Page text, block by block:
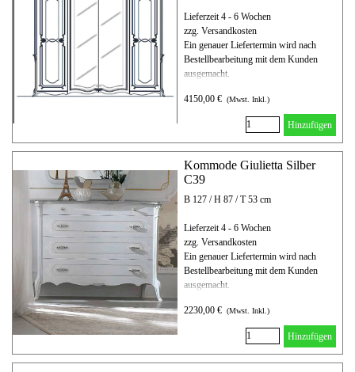
Lieferzeit 4 - 6 Wochen
zzg. Versandkosten
Ein genauer Liefertermin wird nach
Bestellbearbeitung mit dem Kunden
ausgemacht.
4150,00 € (Mwst. Inkl.)
Hinzufügen
Kommode Giulietta Silber
C39
B 127 / H 87 / T 53 cm
Lieferzeit 4 - 6 Wochen
zzg. Versandkosten
Ein genauer Liefertermin wird nach
Bestellbearbeitung mit dem Kunden
ausgemacht.
2230,00 € (Mwst. Inkl.)
Hinzufügen